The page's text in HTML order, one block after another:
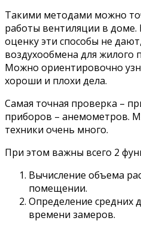
Такими методами можно
работы вентиляции в
оценку эти способы не
воздухообмена для жилого
Можно ориентировочно
хороши и плохи дела.
Самая точная проверка –
приборов – анемометров.
техники очень много.
При этом важны всего 2
Вычисление объема
помещении.
Определение средних
времени замеров.